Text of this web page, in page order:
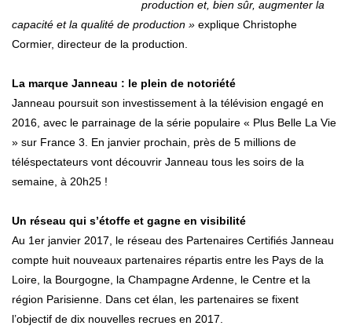
production et, bien sûr, augmenter la
capacité et la qualité de production » explique Christophe
Cormier, directeur de la production.
La marque Janneau : le plein de notoriété
Janneau poursuit son investissement à la télévision engagé en
2016, avec le parrainage de la série populaire « Plus Belle La Vie
» sur France 3. En janvier prochain, près de 5 millions de
téléspectateurs vont découvrir Janneau tous les soirs de la
semaine, à 20h25 !
Un réseau qui s’étoffe et gagne en visibilité
Au 1er janvier 2017, le réseau des Partenaires Certifiés Janneau
compte huit nouveaux partenaires répartis entre les Pays de la
Loire, la Bourgogne, la Champagne Ardenne, le Centre et la
région Parisienne. Dans cet élan, les partenaires se fixent
l’objectif de dix nouvelles recrues en 2017.